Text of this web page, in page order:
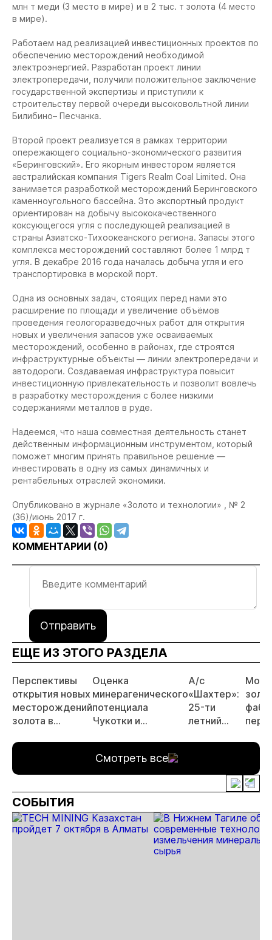
млн т меди (3 место в мире) и в 2 тыс. т золота (4 место
в мире).
Работаем над реализацией инвестиционных проектов по
обеспечению месторождений необходимой
электроэнергией. Разработан проект линии
электропередачи, получили положительное заключение
государственной экспертизы и приступили к
строительству первой очереди высоковольтной линии
Билибино– Песчанка.
Второй проект реализуется в рамках территории
опережающего социально-экономического развития
«Беринговский». Его якорным инвестором является
австралийская компания Tigers Realm Coal Limited. Она
занимается разработкой месторождений Беринговского
каменноугольного бассейна. Это экспортный продукт
ориентирован на добычу высококачественного
коксующегося угля с последующей реализацией в
страны Азиатско-Тихоокеанского региона. Запасы этого
комплекса месторождений составляют более 1 млрд т
угля. В декабре 2016 года началась добыча угля и его
транспортировка в морской порт.
Одна из основных задач, стоящих перед нами это
расширение по площади и увеличение объёмов
проведения геологоразведочных работ для открытия
новых и увеличения запасов уже осваиваемых
месторождений, особенно в районах, где строятся
инфраструктурные объекты — линии электропередачи и
автодороги. Создаваемая инфраструктура повысит
инвестиционную привлекательность и позволит вовлечь
в разработку месторождения с более низкими
содержаниями металлов в руде.
Надеемся, что наша совместная деятельность станет
действенным информационным инструментом, который
поможет многим принять правильное решение —
инвестировать в одну из самых динамичных и
рентабельных отраслей экономики.
Опубликовано в журнале «Золото и технологии» , № 2
(36)/июнь 2017 г.
КОММЕНТАРИИ (0)
Отправить
ЕЩЕ ИЗ ЭТОГО РАЗДЕЛА
Перспективы
открытия новых
месторождений
золота в
автономном
Оценка
минерагенического
потенциала
Чукотки и
площадей для
поисков
— рекомендации
для Majors и Juniors
А/с
«Шахтер»:
25-ти
летний
подземным
способом
Смотреть все
СОБЫТИЯ